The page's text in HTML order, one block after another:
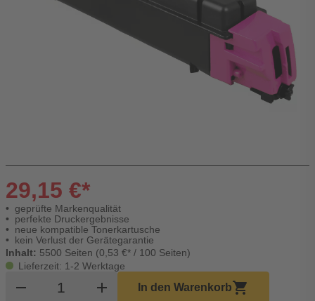
29,15 €*
geprüfte Markenqualität
perfekte Druckergebnisse
neue kompatible Tonerkartusche
kein Verlust der Gerätegarantie
Inhalt: 5500 Seiten (0,53 €* / 100 Seiten)
Lieferzeit: 1-2 Werktage
remove Produkt Warenkorb Menge
add In den Warenkorbshopping_cart